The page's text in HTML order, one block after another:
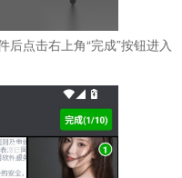
点击右上角“完成”按钮进入